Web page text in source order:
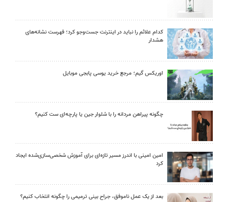
کدام علائم را نباید در اینترنت جست‌وجو کرد؛ فهرست نشانه‌های
هشدار
اوریکس گیم؛ مرجع خرید یوسی پابجی موبایل
چگونه پیراهن مردانه را با شلوار جین یا پارچه‌ای ست کنیم؟
امین امینی با اندرز مسیر تازه‌ای برای آموزش شخصی‌سازی‌شده ایجاد
کرد
بعد از یک عمل ناموفق، جراح بینی ترمیمی را چگونه انتخاب کنیم؟